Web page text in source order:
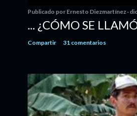
Publicado por Ernesto Diezmartínez
... ¿CÓMO SE
Compartir 31 comentarios